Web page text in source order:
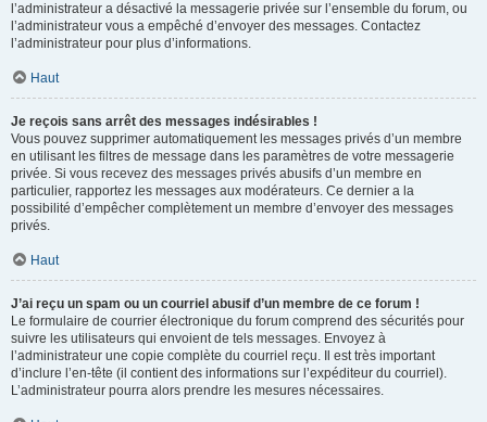
l’administrateur a désactivé la messagerie privée sur l’ensemble du forum, ou
l’administrateur vous a empêché d’envoyer des messages. Contactez
l’administrateur pour plus d’informations.
Haut
Je reçois sans arrêt des messages indésirables !
Vous pouvez supprimer automatiquement les messages privés d’un membre
en utilisant les filtres de message dans les paramètres de votre messagerie
privée. Si vous recevez des messages privés abusifs d’un membre en
particulier, rapportez les messages aux modérateurs. Ce dernier a la
possibilité d’empêcher complètement un membre d’envoyer des messages
privés.
Haut
J’ai reçu un spam ou un courriel abusif d’un membre de ce forum !
Le formulaire de courrier électronique du forum comprend des sécurités pour
suivre les utilisateurs qui envoient de tels messages. Envoyez à
l’administrateur une copie complète du courriel reçu. Il est très important
d’inclure l’en-tête (il contient des informations sur l’expéditeur du courriel).
L’administrateur pourra alors prendre les mesures nécessaires.